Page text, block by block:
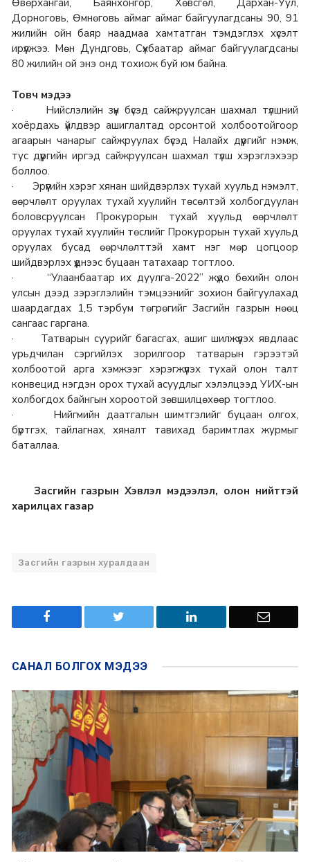
Өвөрхангай, Баянхонгор, Хөвсгөл, Дархан-Уул,
Дорноговь, Өмнөговь аймаг аймаг байгуулагдсаны 90, 91
жилийн ойн баяр наадмаа хамтатган тэмдэглэх хүсэлт
ирүүлжээ. Мөн Дундговь, Сүхбаатар аймаг байгуулагдсаны
80 жилийн ой энэ онд тохиож буй юм байна.
Товч мэдээ
· Нийслэлийн зүүн бүсэд сайжруулсан шахмал түлшний
хоёрдахь үйлдвэр ашиглалтад орсонтой холбоотойгоор
агаарын чанарыг сайжруулах бүсэд Налайх дүүргийг нэмж,
тус дүүргийн иргэд сайжруулсан шахмал түлш хэрэглэхээр
боллоо.
· Эрүүгийн хэрэг хянан шийдвэрлэх тухай хуульд нэмэлт,
өөрчлөлт оруулах тухай хуулийн төсөлтэй холбогдуулан
боловсруулсан Прокурорын тухай хуульд өөрчлөлт
оруулах тухай хуулийн төслийг Прокурорын тухай хуульд
оруулах бусад өөрчлөлттэй хамт нэг мөр цогцоор
шийдвэрлэх үүднээс буцаан татахаар тогтлоо.
· “Улаанбаатар их дуулга-2022” жүдо бөхийн олон
улсын дээд зэрэглэлийн тэмцээнийг зохион байгуулахад
шаардагдах 1,5 тэрбум төгрөгийг Засгийн газрын нөөц
сангаас гаргана.
· Татварын суурийг багасгах, ашиг шилжүүлэх явдлаас
урьдчилан сэргийлэх зорилгоор татварын гэрээтэй
холбоотой арга хэмжээг хэрэгжүүлэх тухай олон талт
конвецид нэгдэн орох тухай асуудлыг хэлэлцээд УИХ-ын
холбогдох байнгын хороотой зөвшилцөхөөр тогтлоо.
· Нийгмийн даатгалын шимтгэлийг буцаан олгох,
бүртгэх, тайлагнах, хяналт тавихад баримтлах журмыг
баталлаа.
Засгийн газрын Хэвлэл мэдээлэл, олон нийттэй
харилцах газар
Засгийн газрын хуралдаан
САНАЛ БОЛГОХ МЭДЭЭ